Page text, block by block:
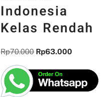
Indonesia
Kelas Rendah
Rp70.000 Rp63.000